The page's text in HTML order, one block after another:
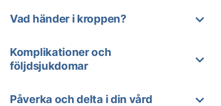
Vad händer i kroppen?
Komplikationer och
följdsjukdomar
Påverka och delta i din vård